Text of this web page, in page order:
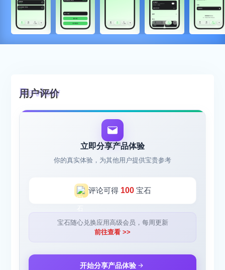
用户评价
立即分享产品体验
你的真实体验，为其他用户提供宝贵参考
评论可得 100宝石
宝石随心兑换应用高级会员，每周更新
前往查看 >>
开始分享产品体验